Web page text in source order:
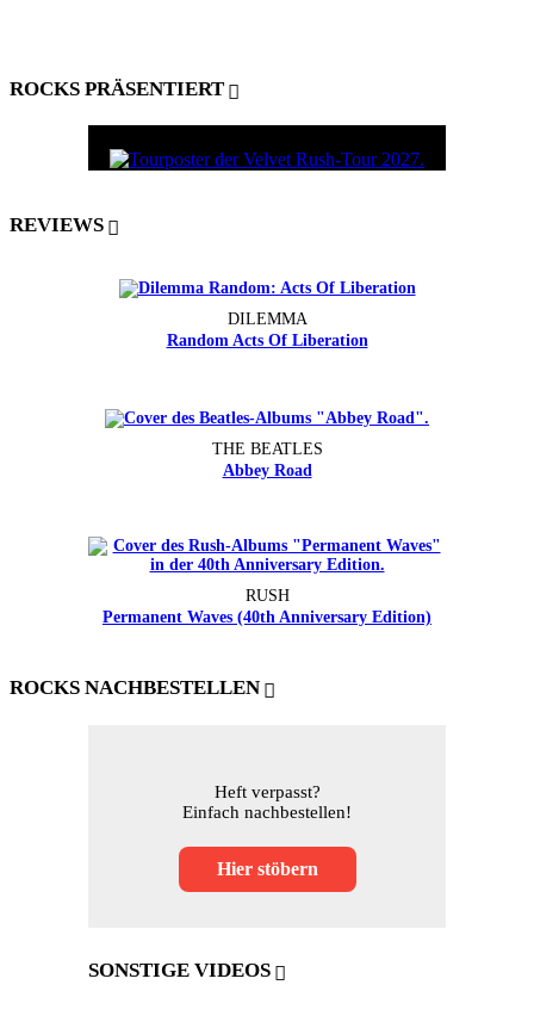
ROCKS PRÄSENTIERT
REVIEWS
DILEMMA
Random Acts Of Liberation
THE BEATLES
Abbey Road
RUSH
Permanent Waves (40th Anniversary Edition)
ROCKS NACHBESTELLEN
Heft verpasst?
Einfach nachbestellen!
Hier stöbern
SONSTIGE VIDEOS